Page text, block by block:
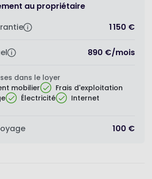
au propriétaire
1 150 €
890 €/mois
dans le loyer
mobilier
Frais d'exploitation
Électricité Internet
100 €